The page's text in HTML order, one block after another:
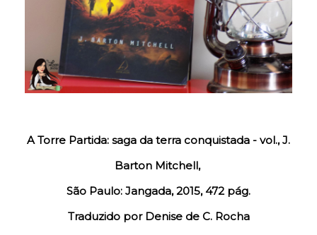
A Torre Partida: saga da terra conquistada - vol., J.
Barton Mitchell,
São Paulo: Jangada, 2015, 472 pág.
Traduzido por Denise de C. Rocha